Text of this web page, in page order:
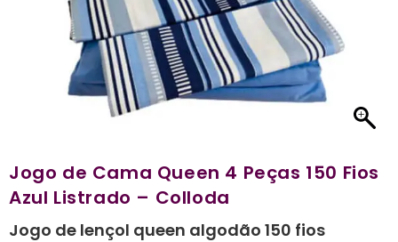
Jogo de Cama Queen 4 Peças 150 Fios
Azul Listrado – Colloda
Jogo de lençol queen algodão 150 fios